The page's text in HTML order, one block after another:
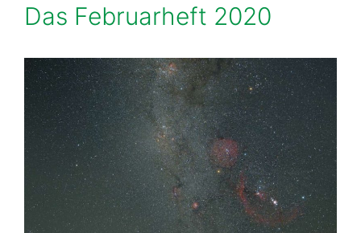
Das Februarheft 2020